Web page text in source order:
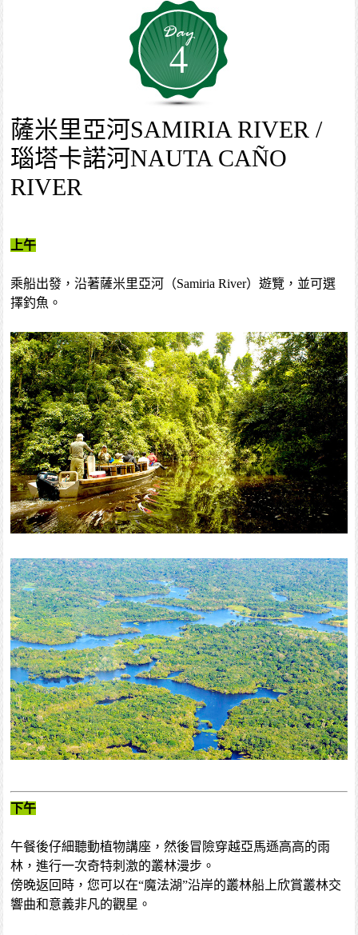
4
薩米里亞河SAMIRIA RIVER /
瑙塔卡諾河NAUTA CAÑO
RIVER
上午
乘船出發，沿著薩米里亞河（Samiria River）遊覽，並可選
擇釣魚。
下午
午餐後仔細聽動植物講座，然後冒險穿越亞馬遜高高的雨
林，進行一次奇特刺激的叢林漫步。
傍晚返回時，您可以在“魔法湖”沿岸的叢林船上欣賞叢林交
響曲和意義非凡的觀星。